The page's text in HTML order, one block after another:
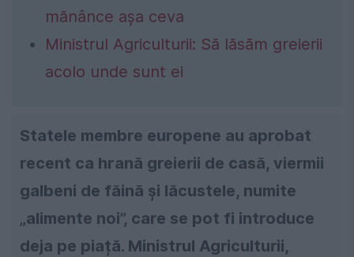
mănânce aşa ceva
Ministrul Agriculturii: Să lăsăm greierii
acolo unde sunt ei
Statele membre europene au aprobat
recent ca hrană greierii de casă, viermii
galbeni de făină și lăcustele, numite
„alimente noi”, care se pot fi introduce
deja pe piață. Ministrul Agriculturii,